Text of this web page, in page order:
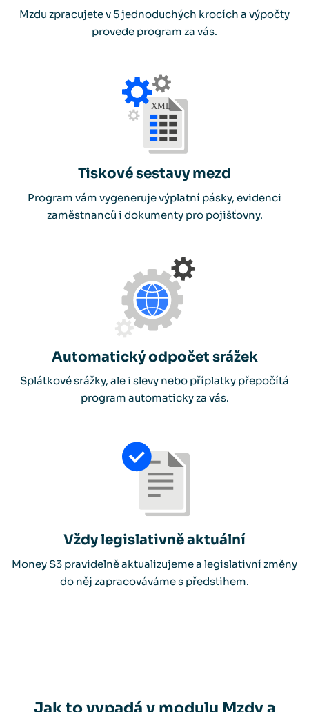
Mzdu zpracujete v 5 jednoduchých krocích a výpočty
provede program za vás.
Tiskové sestavy mezd
Program vám vygeneruje výplatní pásky, evidenci
zaměstnanců i dokumenty pro pojišťovny.
Automatický odpočet srážek
Splátkové srážky, ale i slevy nebo příplatky přepočítá
program automaticky za vás.
Vždy legislativně aktuální
Money S3 pravidelně aktualizujeme a legislativní změny
do něj zapracováváme s předstihem.
Jak to vypadá v modulu Mzdy a